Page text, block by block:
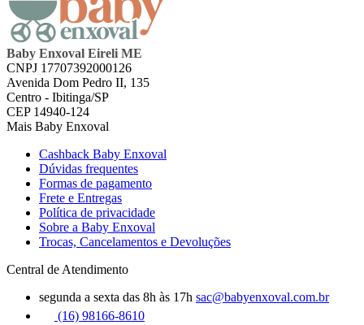
Baby Enxoval Eireli ME
CNPJ 17707392000126
Avenida Dom Pedro II, 135
Centro - Ibitinga/SP
CEP 14940-124
Mais Baby Enxoval
Cashback Baby Enxoval
Dúvidas frequentes
Formas de pagamento
Frete e Entregas
Política de privacidade
Sobre a Baby Enxoval
Trocas, Cancelamentos e Devoluções
Central de Atendimento
segunda a sexta das 8h às 17h sac@babyenxoval.com.br
(16) 98166-8610